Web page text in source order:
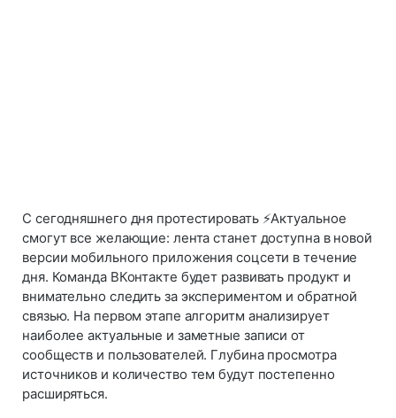
С сегодняшнего дня протестировать ⚡Актуальное
смогут все желающие: лента станет доступна в новой
версии мобильного приложения соцсети в течение
дня. Команда ВКонтакте будет развивать продукт и
внимательно следить за экспериментом и обратной
связью. На первом этапе алгоритм анализирует
наиболее актуальные и заметные записи от
сообществ и пользователей. Глубина просмотра
источников и количество тем будут постепенно
расширяться.